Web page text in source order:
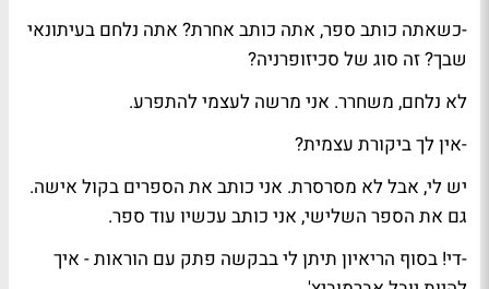
-כשאתה כותב ספר, אתה כותב אחרת? אתה נלחם בעיתונאי
שבך? זה סוג של סכיזופרניה?
לא נלחם, משחרר. אני מרשה לעצמי להתפרע.
-אין לך ביקורת עצמית?
יש לי, אבל לא מסרסרת. אני כותב את הספרים בקול אישה.
גם את הספר השלישי, אני כותב עכשיו עוד ספר.
-די! בסוף הריאיון תיתן לי בבקשה פתק עם הוראות - איך